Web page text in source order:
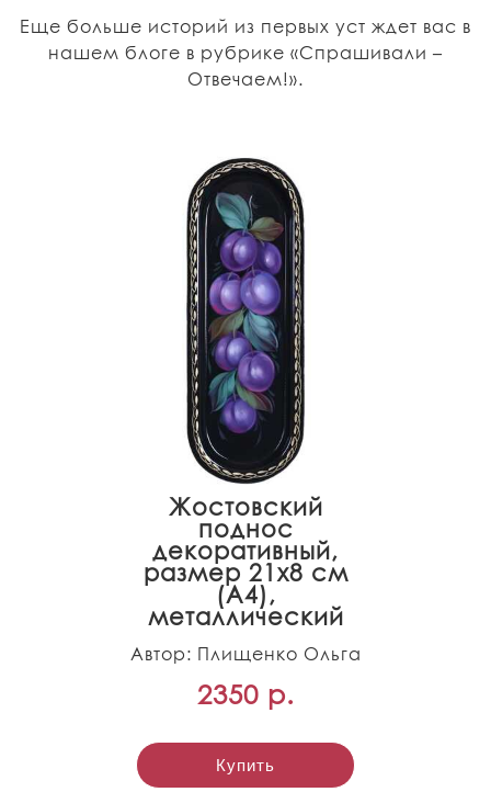
Еще больше историй из первых уст ждет вас в
нашем блоге в рубрике «Спрашивали –
Отвечаем!».
Жостовский
поднос
декоративный,
размер 21х8 см
(A4),
металлический
Автор: Плищенко Ольга
2350 р.
Купить